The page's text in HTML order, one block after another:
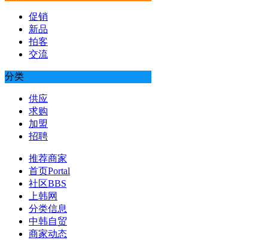
促销
新品
拍客
交流
分类
供应
求购
加盟
招聘
推荐商家
首页Portal
社区BBS
上韩网
分类信息
中韩自贸
商家动态